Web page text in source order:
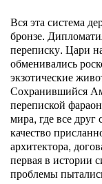
Вся эта система
бронзе.
переписку. Цари
обменивались
экзотические
Сохранившийся
перепиской
мира, где все
качество
архитектора,
первая в истории
проблемы